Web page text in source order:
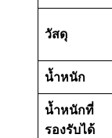
วัสดุ
น้ำหนัก
น้ำหนักที่
รองรับได้